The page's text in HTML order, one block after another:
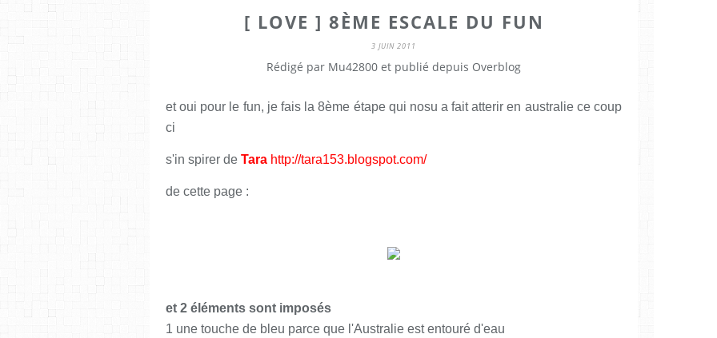
[ LOVE ] 8ÈME ESCALE DU FUN
3 JUIN 2011
Rédigé par Mu42800 et publié depuis Overblog
et oui pour le fun, je fais la 8ème étape qui nosu a fait atterir en australie ce coup
ci
s'in spirer de Tara http://tara153.blogspot.com/
de cette page :
et 2 éléments sont imposés
1 une touche de bleu parce que l'Australie est entouré d'eau